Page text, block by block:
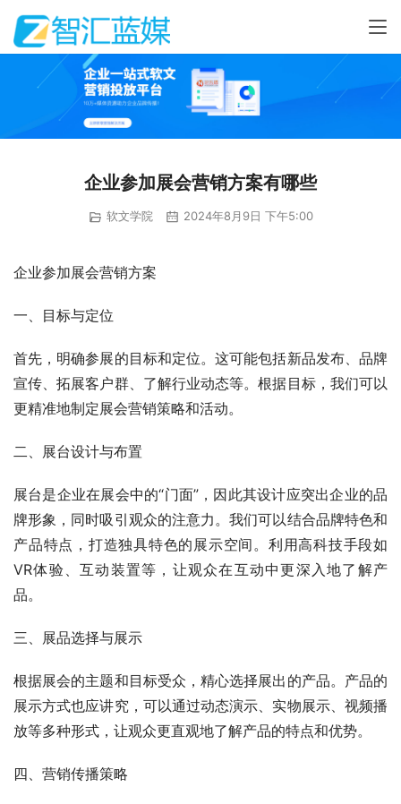
企业参加展会营销方案有哪些
软文学院 2024年8月9日 下午5:00
企业参加展会营销方案
一、目标与定位
首先，明确参展的目标和定位。这可能包括新品发布、品牌
宣传、拓展客户群、了解行业动态等。根据目标，我们可以
更精准地制定展会营销策略和活动。
二、展台设计与布置
展台是企业在展会中的“门面”，因此其设计应突出企业的品
牌形象，同时吸引观众的注意力。我们可以结合品牌特色和
产品特点，打造独具特色的展示空间。利用高科技手段如
VR体验、互动装置等，让观众在互动中更深入地了解产
品。
三、展品选择与展示
根据展会的主题和目标受众，精心选择展出的产品。产品的
展示方式也应讲究，可以通过动态演示、实物展示、视频播
放等多种形式，让观众更直观地了解产品的特点和优势。
四、营销传播策略